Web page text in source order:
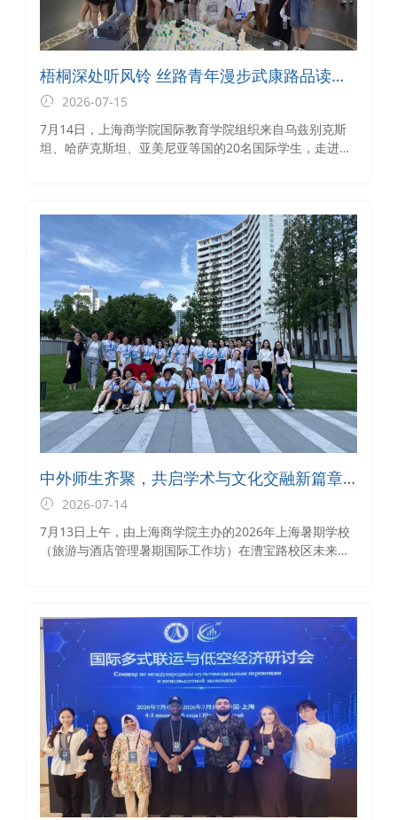
梧桐深处听风铃 丝路青年漫步武康路品读上
海文脉
2026-07-15
7月14日，上海商学院国际教育学院组织来自乌兹别克斯
坦、哈萨克斯坦、亚美尼亚等国的20名国际学生，走进武
中外师生齐聚，共启学术与文化交融新篇章
——2026年上海暑期学校（旅游与酒店管理
暑期国际工作坊）开班仪式圆满举行
2026-07-14
7月13日上午，由上海商学院主办的2026年上海暑期学校
（旅游与酒店管理暑期国际工作坊）在漕宝路校区未来数
聚于此，共同开启一场学术思想与文化视野的深度碰撞。